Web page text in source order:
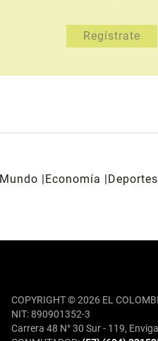
Mundo Economía Deportes
COPYRIGHT © 2026 EL
NIT: 890901352-3
Carrera 48 N° 30 Sur - 119,